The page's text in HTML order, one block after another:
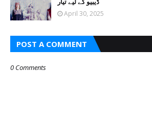
April 30, 2025
POST A COMMENT
0 Comments